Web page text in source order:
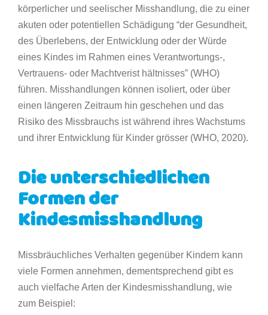
körperlicher und seelischer Misshandlung, die zu einer
akuten oder potentiellen Schädigung “der Gesundheit,
des Überlebens, der Entwicklung oder der Würde
eines Kindes im Rahmen eines Verantwortungs-,
Vertrauens- oder Machtverist hältnisses” (WHO)
führen. Misshandlungen können isoliert, oder über
einen längeren Zeitraum hin geschehen und das
Risiko des Missbrauchs ist während ihres Wachstums
und ihrer Entwicklung für Kinder grösser (WHO, 2020).
Die unterschiedlichen
Formen der
Kindesmisshandlung
Missbräuchliches Verhalten gegenüber Kindern kann
viele Formen annehmen, dementsprechend gibt es
auch vielfache Arten der Kindesmisshandlung, wie
zum Beispiel: